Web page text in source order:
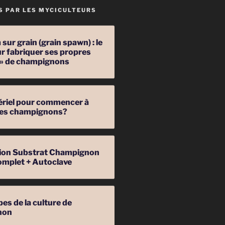
PAR LES MYCICULTEURS
grain (grain spawn) : le
fabriquer ses propres
de champignons
pour commencer à
champignons?
Substrat Champignon
+ Autoclave
de la culture de